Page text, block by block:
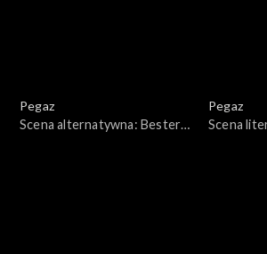
Pegaz
Scena alternatywna: Bester
Pegaz
Scena